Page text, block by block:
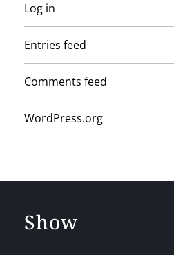
Log in
Entries feed
Comments feed
WordPress.org
Show